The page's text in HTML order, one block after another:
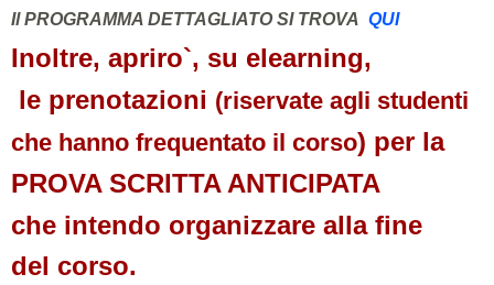
Il PROGRAMMA DETTAGLIATO SI TROVA QUI
Inoltre, apriro`, su elearning,
le prenotazioni (riservate agli studenti
che hanno frequentato il corso) per la
PROVA SCRITTA ANTICIPATA
che intendo organizzare alla fine
del corso.